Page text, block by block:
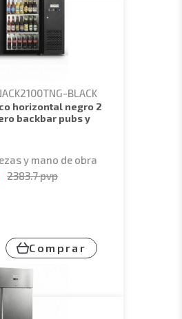
BLACK
backbar pubs y
y mano de obra
2383.7pvp
Comprar